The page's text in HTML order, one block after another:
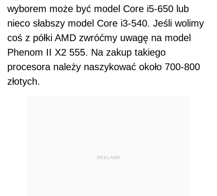
wyborem może być model Core i5-650 lub
nieco słabszy model Core i3-540. Jeśli wolimy
coś z półki AMD zwróćmy uwagę na model
Phenom II X2 555. Na zakup takiego
procesora należy naszykować około 700-800
złotych.
REKLAMA